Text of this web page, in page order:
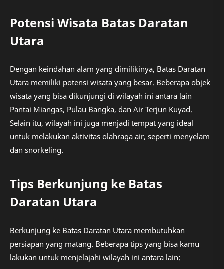
Potensi Wisata Batas Daratan
Utara
Dengan keindahan alam yang dimilikinya, Batas Daratan
Utara memiliki potensi wisata yang besar. Beberapa objek
wisata yang bisa dikunjungi di wilayah ini antara lain
Pantai Miangas, Pulau Bangka, dan Air Terjun Kuyad.
Selain itu, wilayah ini juga menjadi tempat yang ideal
untuk melakukan aktivitas olahraga air, seperti menyelam
dan snorkeling.
Tips Berkunjung ke Batas
Daratan Utara
Berkunjung ke Batas Daratan Utara membutuhkan
persiapan yang matang. Beberapa tips yang bisa kamu
lakukan untuk menjelajahi wilayah ini antara lain: